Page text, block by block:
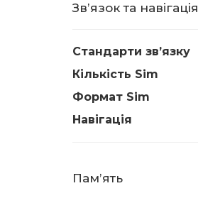
Звʼязок та навігація
Стандарти звʼязку
Кількість Sim
Формат Sim
Навігація
Памʼять